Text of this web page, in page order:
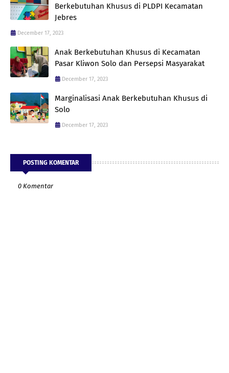
Berkebutuhan Khusus di PLDPI Kecamatan
Jebres
December 17, 2023
Anak Berkebutuhan Khusus di Kecamatan
Pasar Kliwon Solo dan Persepsi Masyarakat
December 17, 2023
Marginalisasi Anak Berkebutuhan Khusus di
Solo
December 17, 2023
POSTING KOMENTAR
0 Komentar